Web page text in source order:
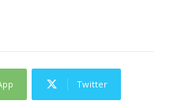
Twitter